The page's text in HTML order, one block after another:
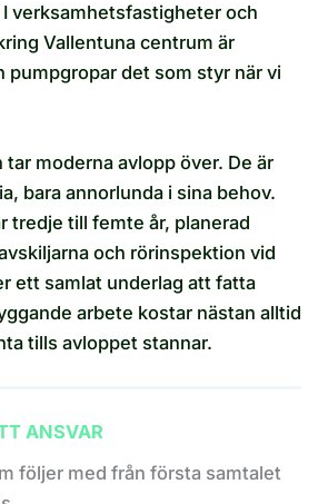
verksamhetsfastigheter och
Vallentuna centrum är
pumpgropar det som styr när vi
moderna avlopp över. De är
bara annorlunda i sina behov.
tredje till femte år, planerad
och rörinspektion vid
ett samlat underlag att fatta
arbete kostar nästan alltid
tills avloppet stannar.
ANSVAR
följer med från första samtalet